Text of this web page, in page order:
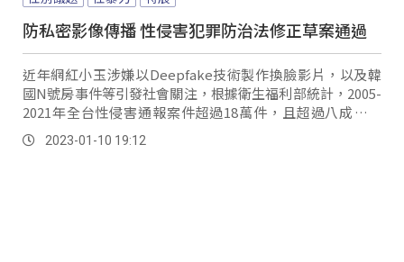
防私密影像傳播 性侵害犯罪防治法修正草案通過
近年網紅小玉涉嫌以Deepfake技術製作換臉影片，以及韓
國N號房事件等引發社會關注，根據衛生福利部統計，2005-
2021年全台性侵害通報案件超過18萬件，且超過八成是女
性，性暴力是基於性別歧視而產生的侵害行為，可能發生在
各個公私領域、實體與虛擬世界，阿嬤館－和平與女性人權
2023-01-10 19:12